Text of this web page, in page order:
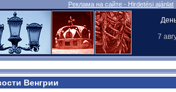
Реклама на сайте - Hirdetési ajánlat
7
Венгрии